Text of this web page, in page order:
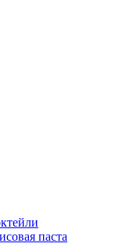
паста